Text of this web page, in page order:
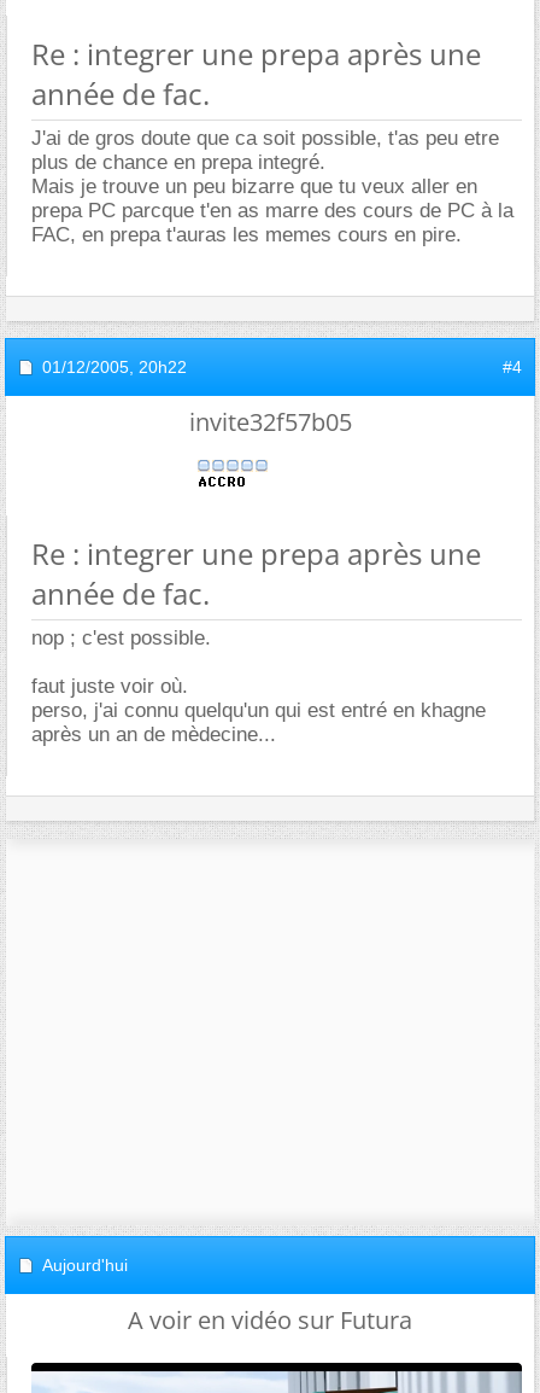
Re : integrer une prepa après une
année de fac.
J'ai de gros doute que ca soit possible, t'as peu etre
plus de chance en prepa integré.
Mais je trouve un peu bizarre que tu veux aller en
prepa PC parcque t'en as marre des cours de PC à la
FAC, en prepa t'auras les memes cours en pire.
01/12/2005, 20h22 #4
invite32f57b05
Re : integrer une prepa après une
année de fac.
nop ; c'est possible.
faut juste voir où.
perso, j'ai connu quelqu'un qui est entré en khagne
après un an de mèdecine...
Aujourd'hui
A voir en vidéo sur Futura